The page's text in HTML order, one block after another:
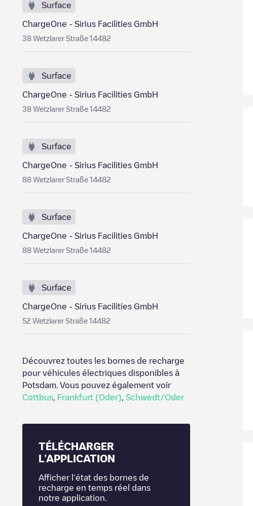
Surface
ChargeOne - Sirius Facilities GmbH
38 Wetzlarer Straße 14482
Surface
ChargeOne - Sirius Facilities GmbH
38 Wetzlarer Straße 14482
Surface
ChargeOne - Sirius Facilities GmbH
88 Wetzlarer Straße 14482
Surface
ChargeOne - Sirius Facilities GmbH
88 Wetzlarer Straße 14482
Surface
ChargeOne - Sirius Facilities GmbH
52 Wetzlarer Straße 14482
Découvrez toutes les bornes de recharge
pour véhicules électriques disponibles à
Potsdam . Vous pouvez également voir
Cottbus
Frankfurt (Oder) Schwedt/Oder
TÉLÉCHARGER
L'APPLICATION
Afficher l'état des bornes de
recharge en temps réel dans
notre application.